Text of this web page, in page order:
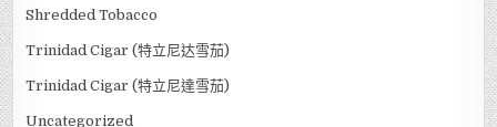
Shredded Tobacco
Trinidad Cigar (特立尼达雪茄)
Trinidad Cigar (特立尼達雪茄)
Uncategorized